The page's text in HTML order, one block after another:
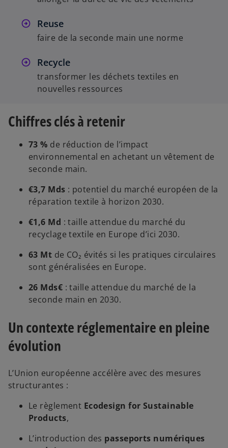
Reuse
faire de la seconde main une norme
Recycle
transformer les déchets textiles en
nouvelles ressources
Chiffres clés à retenir
73 % de réduction de l’impact
environnemental en achetant un vêtement de
seconde main.
€3,7 Mds : potentiel du marché européen de la
réparation textile à horizon 2030.
€1,6 Md : taille attendue du marché du
recyclage textile en Europe d’ici 2030.
63 Mt de CO₂ évités si les pratiques circulaires
sont généralisées en Europe.
26 Mds€ : taille attendue du marché de la
seconde main en 2030.
Un contexte réglementaire en pleine
évolution
L’Union européenne accélère avec des mesures
structurantes :
Le règlement Ecodesign for Sustainable
Products,
L’introduction des passeports numériques